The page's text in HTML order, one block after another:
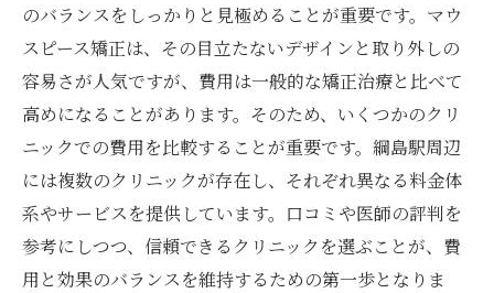
のバランスをしっかりと見極めることが重要です。マウ
スピース矯正は、その目立たないデザインと取り外しの
容易さが人気ですが、費用は一般的な矯正治療と比べて
高めになることがあります。そのため、いくつかのクリ
ニックでの費用を比較することが重要です。綱島駅周辺
には複数のクリニックが存在し、それぞれ異なる料金体
系やサービスを提供しています。口コミや医師の評判を
参考にしつつ、信頼できるクリニックを選ぶことが、費
用と効果のバランスを維持するための第一歩となりま